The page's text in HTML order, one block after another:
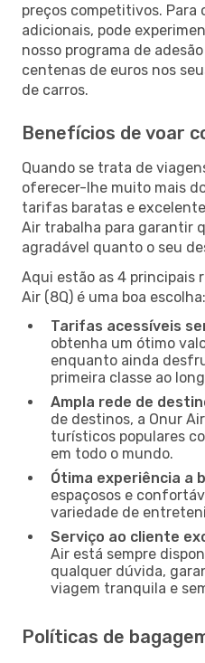
preços competitivos. Para
adicionais, pode
nosso programa de
centenas de euros nos
de carros.
Benefícios de voar
Quando se trata de
oferecer-lhe muito mais
tarifas baratas e
Air trabalha para garantir
agradável quanto o seu
Aqui estão as 4 principais
Air (8Q) é uma boa escolha:
Tarifas acessíveis
obtenha um ótimo
enquanto ainda
primeira classe ao
Ampla rede de
de destinos, a Onur
turísticos populares
em todo o mundo.
Ótima experiência a
espaçosos e
variedade de
Serviço ao cliente
Air está sempre
qualquer dúvida,
viagem tranquila e
Políticas de